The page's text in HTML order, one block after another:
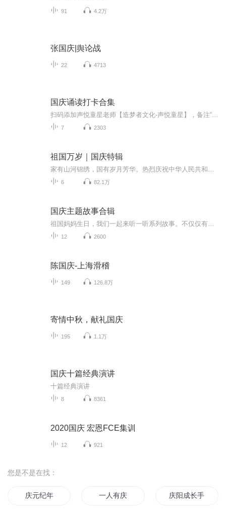
91 4.2万
张国庆|舆论战
22 4713
国庆诵读打卡合集
7 2303
祖国万岁｜国庆特辑
6 82.1万
国庆主题故事合辑
12 2600
陈国庆-上海滑稽
149 126.8万
寄情中秋，献礼国庆
195 1.1万
国庆十篇经典演讲
十篇经典演讲
8 8361
2020国庆 宏恩FCE集训
12 921
您是不是在找：
庆元纪年 一人有庆 庆阳成长手札